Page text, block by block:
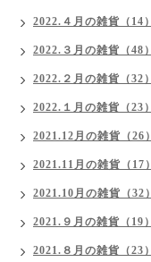
2022.４月の雑貨（14）
2022.３月の雑貨（48）
2022.２月の雑貨（32）
2022.１月の雑貨（23）
2021.12月の雑貨（26）
2021.11月の雑貨（17）
2021.10月の雑貨（32）
2021.９月の雑貨（19）
2021.８月の雑貨（23）